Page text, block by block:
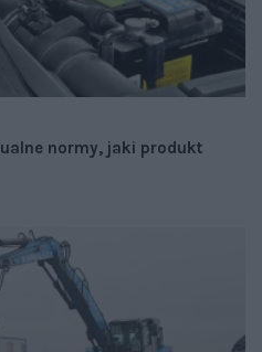
normy, jaki produkt